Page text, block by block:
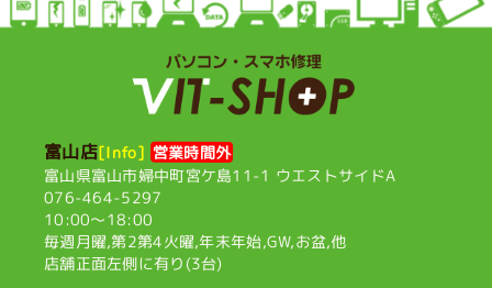
富山店[Info] 営業時間外
富山県富山市婦中町宮ケ島11-1 ウエストサイドA
076-464-5297
10:00〜18:00
毎週月曜,第2第4火曜,年末年始,GW,お盆,他
店舗正面左側に有り(3台)